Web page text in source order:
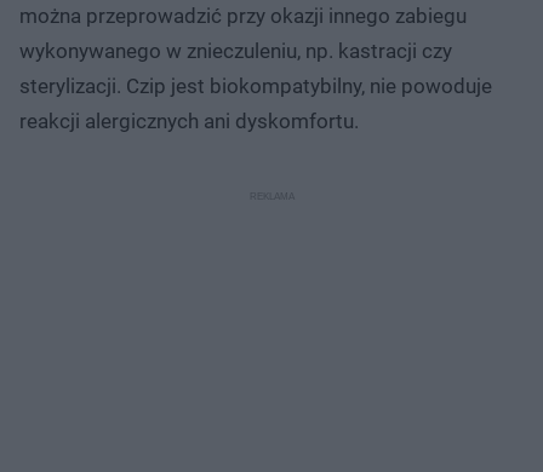
można przeprowadzić przy okazji innego zabiegu
wykonywanego w znieczuleniu, np. kastracji czy
sterylizacji. Czip jest biokompatybilny, nie powoduje
reakcji alergicznych ani dyskomfortu.